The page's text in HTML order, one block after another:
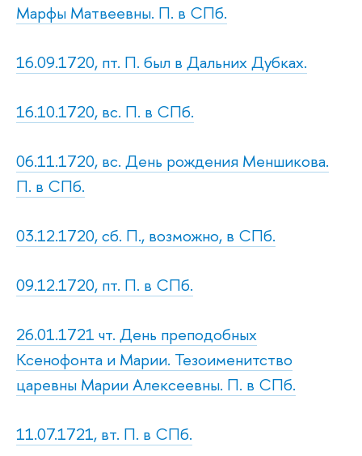
Марфы Матвеевны. П. в СПб.
16.09.1720, пт. П. был в Дальних Дубках.
16.10.1720, вс. П. в СПб.
06.11.1720, вс. День рождения Меншикова.
П. в СПб.
03.12.1720, сб. П., возможно, в СПб.
09.12.1720, пт. П. в СПб.
26.01.1721 чт. День преподобных
Ксенофонта и Марии. Тезоименитство
царевны Марии Алексеевны. П. в СПб.
11.07.1721, вт. П. в СПб.